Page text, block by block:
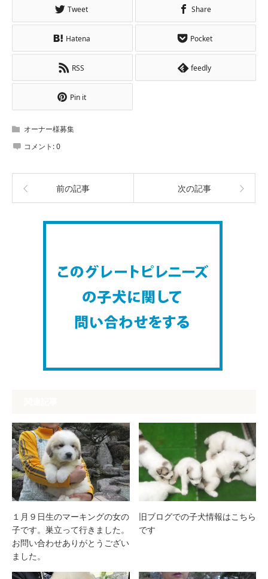
Tweet Share
Hatena Pocket
RSS feedly
Pin it
オーナー様募集
コメント:0
前の記事 次の記事
１月９日生のマーキングの女の
子です。巣立って行きました。
お問い合わせありがとうござい
ました。
旧ブログでの子犬情報はこちら
です